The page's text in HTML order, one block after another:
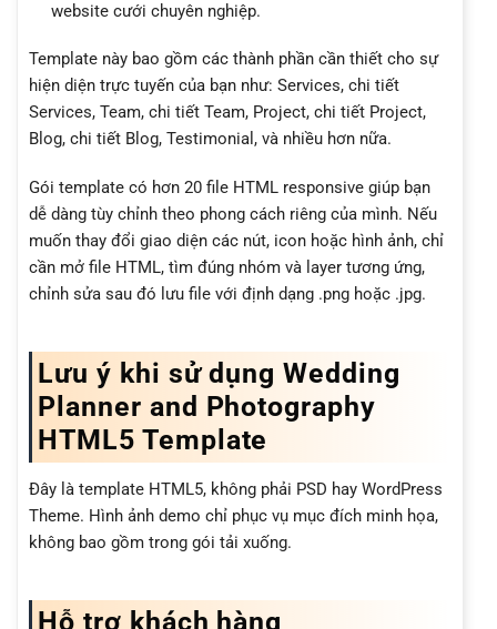
website cưới chuyên nghiệp.
Template này bao gồm các thành phần cần thiết cho sự
hiện diện trực tuyến của bạn như: Services, chi tiết
Services, Team, chi tiết Team, Project, chi tiết Project,
Blog, chi tiết Blog, Testimonial, và nhiều hơn nữa.
Gói template có hơn 20 file HTML responsive giúp bạn
dễ dàng tùy chỉnh theo phong cách riêng của mình. Nếu
muốn thay đổi giao diện các nút, icon hoặc hình ảnh, chỉ
cần mở file HTML, tìm đúng nhóm và layer tương ứng,
chỉnh sửa sau đó lưu file với định dạng .png hoặc .jpg.
Lưu ý khi sử dụng Wedding
Planner and Photography
HTML5 Template
Đây là template HTML5, không phải PSD hay WordPress
Theme. Hình ảnh demo chỉ phục vụ mục đích minh họa,
không bao gồm trong gói tải xuống.
Hỗ trợ khách hàng